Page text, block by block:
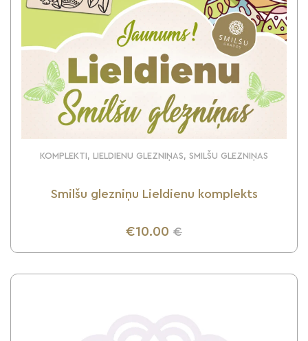
KOMPLEKTI, LIELDIENU GLEZNIŅAS, SMILŠU GLEZNIŅAS
Smilšu glezniņu Lieldienu komplekts
€10.00 €
UZZINI VAIRĀK